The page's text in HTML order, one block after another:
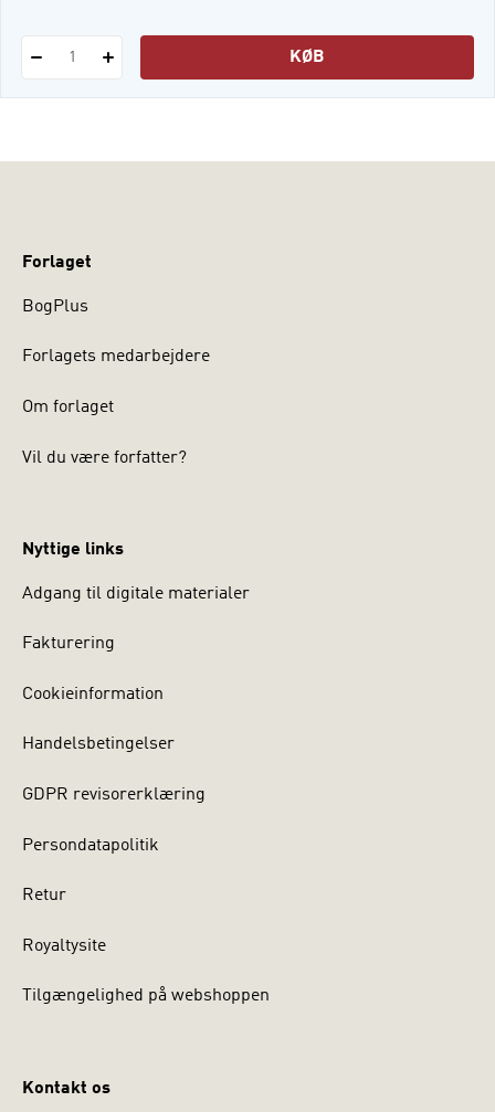
1 KØB
Forlaget
BogPlus
Forlagets medarbejdere
Om forlaget
Vil du være forfatter?
Nyttige links
Adgang til digitale materialer
Fakturering
Cookieinformation
Handelsbetingelser
GDPR revisorerklæring
Persondatapolitik
Retur
Royaltysite
Tilgængelighed på webshoppen
Kontakt os